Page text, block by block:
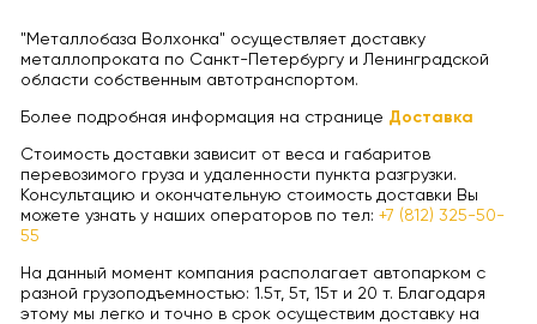
"Металлобаза Волхонка" осуществляет доставку
металлопроката по Санкт-Петербургу и Ленинградской
области собственным автотранспортом.
Более подробная информация на странице Доставка
Стоимость доставки зависит от веса и габаритов
перевозимого груза и удаленности пункта разгрузки.
Консультацию и окончательную стоимость доставки Вы
можете узнать у наших операторов по тел: +7 (812) 325-50-
55
На данный момент компания располагает автопарком с
разной грузоподъемностью: 1.5т, 5т, 15т и 20 т. Благодаря
этому мы легко и точно в срок осуществим доставку на